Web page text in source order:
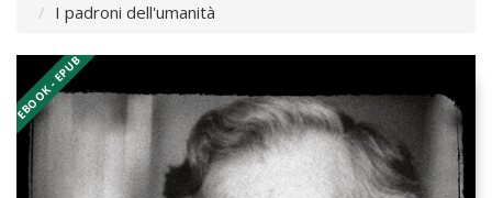
I padroni dell'umanità
EBOOK - EPUB